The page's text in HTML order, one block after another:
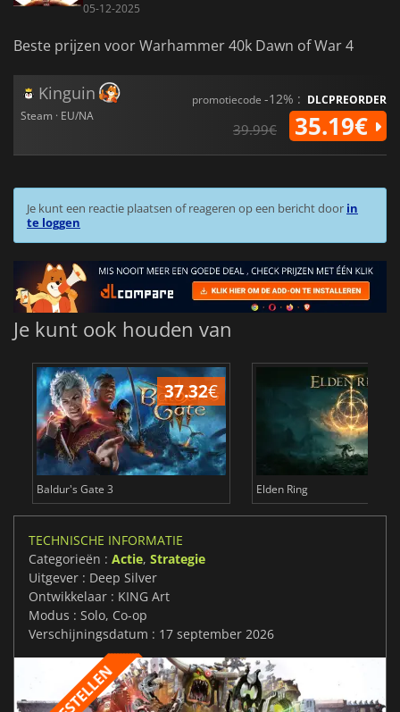
05-12-2025
Beste prijzen voor Warhammer 40k Dawn of War 4
Kinguin
Steam · EU/NA
promotiecode -12% : DLCPREORDER
39.99€ 35.19€
Je kunt een reactie plaatsen of reageren op een bericht door in
te loggen
Je kunt ook houden van
37.32€
Baldur's Gate 3 Elden Ring
TECHNISCHE INFORMATIE
Categorieën : Actie, Strategie
Uitgever : Deep Silver
Ontwikkelaar : KING Art
Modus : Solo, Co-op
Verschijningsdatum : 17 september 2026